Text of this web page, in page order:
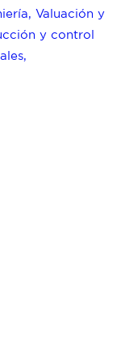
Valuación y
y control